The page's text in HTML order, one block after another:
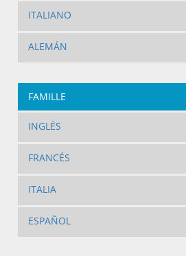
ITALIANO
ALEMÁN
FAMILLE
INGLÉS
FRANCÉS
ITALIA
ESPAÑOL